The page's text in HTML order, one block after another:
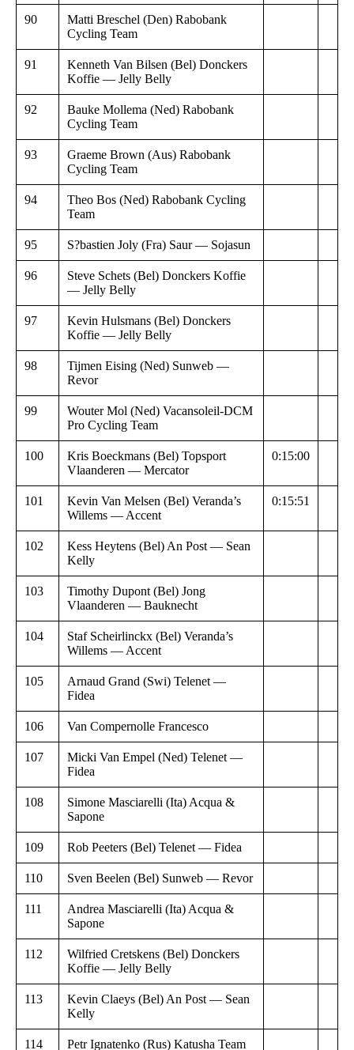
90
Matti Breschel (Den) Rabobank
Cycling Team
91
Kenneth Van Bilsen (Bel) Donckers
Koffie — Jelly Belly
92
Bauke Mollema (Ned) Rabobank
Cycling Team
93
Graeme Brown (Aus) Rabobank
Cycling Team
94
Theo Bos (Ned) Rabobank Cycling
Team
95 S?bastien Joly (Fra) Saur — Sojasun
96
Steve Schets (Bel) Donckers Koffie
— Jelly Belly
97
Kevin Hulsmans (Bel) Donckers
Koffie — Jelly Belly
98
Tijmen Eising (Ned) Sunweb —
Revor
99
Wouter Mol (Ned) Vacansoleil-DCM
Pro Cycling Team
100
Kris Boeckmans (Bel) Topsport
Vlaanderen — Mercator
0:15:00
101
Kevin Van Melsen (Bel) Veranda’s
Willems — Accent
0:15:51
102
Kess Heytens (Bel) An Post — Sean
Kelly
103
Timothy Dupont (Bel) Jong
Vlaanderen — Bauknecht
104
Staf Scheirlinckx (Bel) Veranda’s
Willems — Accent
105
Arnaud Grand (Swi) Telenet —
Fidea
106 Van Compernolle Francesco
107
Micki Van Empel (Ned) Telenet —
Fidea
108
Simone Masciarelli (Ita) Acqua &
Sapone
109 Rob Peeters (Bel) Telenet — Fidea
110 Sven Beelen (Bel) Sunweb — Revor
111
Andrea Masciarelli (Ita) Acqua &
Sapone
112
Wilfried Cretskens (Bel) Donckers
Koffie — Jelly Belly
113
Kevin Claeys (Bel) An Post — Sean
Kelly
114 Petr Ignatenko (Rus) Katusha Team